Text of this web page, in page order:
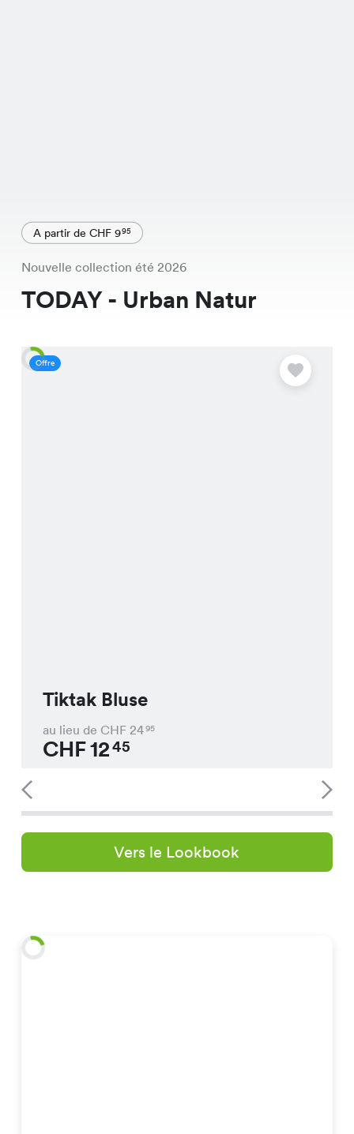
A partir de CHF 995
Nouvelle collection été 2026
TODAY - Urban Natur
Offre
Tiktak Bluse
au lieu de CHF 2495
CHF1245
Vers le Lookbook